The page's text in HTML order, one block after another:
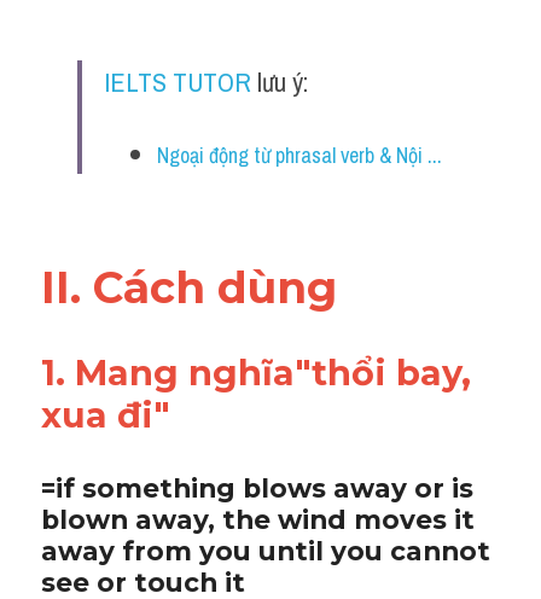
Reading
Vocabulary
IELTS TUTOR lưu ý:
Ngoại động từ phrasal verb & Nội ...
II. Cách dùng
1. Mang nghĩa"thổi bay,
xua đi"
=if something blows away or is
blown away, the wind moves it
away from you until you cannot
see or touch it